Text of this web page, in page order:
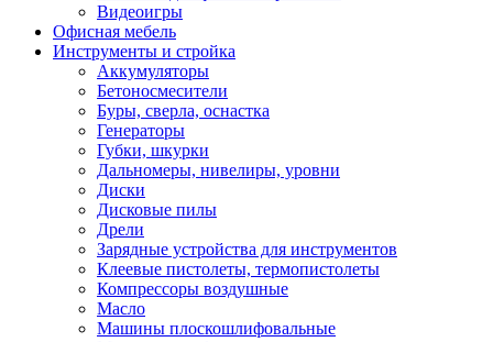
Видеоигры
Офисная мебель
Инструменты и стройка
Аккумуляторы
Бетоносмесители
Буры, сверла, оснастка
Генераторы
Губки, шкурки
Дальномеры, нивелиры, уровни
Диски
Дисковые пилы
Дрели
Зарядные устройства для инструментов
Клеевые пистолеты, термопистолеты
Компрессоры воздушные
Масло
Машины плоскошлифовальные